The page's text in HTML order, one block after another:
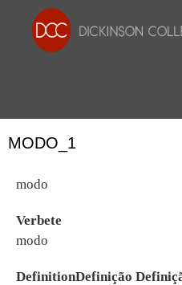
MODO_1
modo
Verbete
modo
DefinitionDefinição